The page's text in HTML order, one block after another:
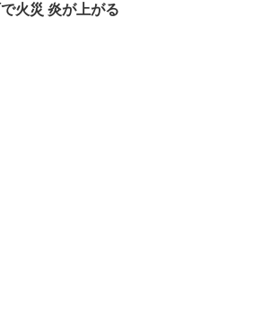
火災 炎が上がる